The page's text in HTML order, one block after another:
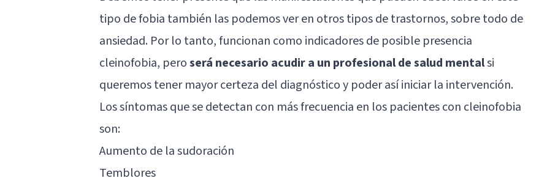
tipo de fobia también las podemos ver en otros tipos de trastornos, sobre todo de
ansiedad. Por lo tanto, funcionan como indicadores de posible presencia
cleinofobia, peroserá necesario acudir a un profesional de salud mentalsi
queremos tener mayor certeza del diagnóstico y poder así iniciar la intervención.
Los síntomas que se detectan con más frecuencia en los pacientes con cleinofobia
son:
Aumento de la sudoración
Temblores